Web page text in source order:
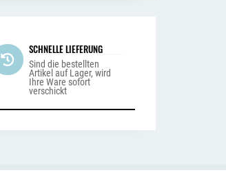
SCHNELLE LIEFERUNG
Sind die bestellten
Artikel auf Lager, wird
Ihre Ware sofort
verschickt